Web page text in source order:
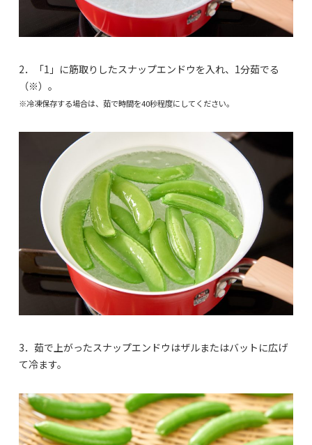
2．「1」に筋取りしたスナップエンドウを入れ、1分茹でる
（※）。
※冷凍保存する場合は、茹で時間を40秒程度にしてください。
3．茹で上がったスナップエンドウはザルまたはバットに広げ
て冷ます。